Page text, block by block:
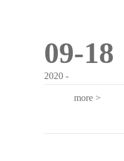
09-18
2020 -
more >